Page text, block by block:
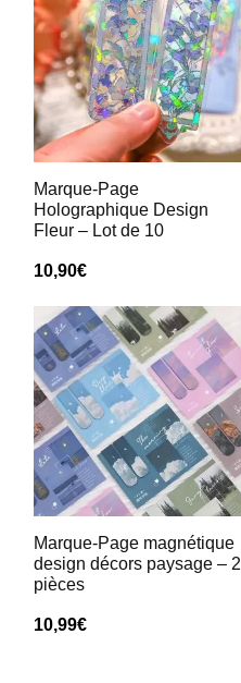
Marque-Page
Holographique Design
Fleur – Lot de 10
10,90€
Marque-Page magnétique
design décors paysage – 2
pièces
10,99€